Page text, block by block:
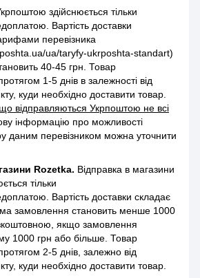
здійснюється тільки
Вартість доставки
перевізника
ua/taryfy-ukrposhta-standart)
40-45 грн. Товар
1-5 днів в залежності від
куди необхідно доставити товар.
що відправляються Укрпоштою не всі
інформацію про можливості
даним перевізником можна уточнити
Rozetka. Відправка в магазини
тільки
Вартість доставки складає
замовлення становить менше 1000
якщо замовлення
1000 грн або більше. Товар
2-5 днів, залежно від
куди необхідно доставити товар.